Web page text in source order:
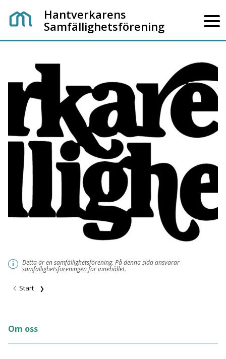
Hantverkarens
Samfällighetsförening
i Detta är en samfällighetsförening. På denna sida ansvarar
samfällighetsföreningen för innehållet.
Start
Om oss